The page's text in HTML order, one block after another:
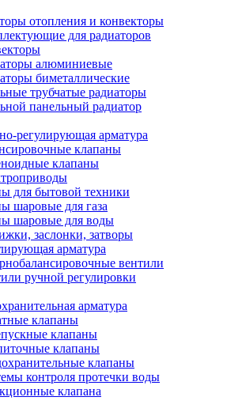
отопления и конвекторы
для радиаторов
алюминиевые
биметаллические
трубчатые радиаторы
панельный радиатор
регулирующая арматура
клапаны
клапаны
для бытовой техники
шаровые для газа
шаровые для воды
заслонки, затворы
арматура
вентили
ручной регулировки
арматура
клапаны
клапаны
клапаны
клапаны
контроля протечки воды
клапана